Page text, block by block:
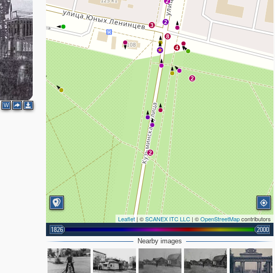
W
4
8
2
3
2
2
Leaflet| ©SCANEX ITC LLC | ©OpenStreetMapcontributors
1826 2000
Nearby images